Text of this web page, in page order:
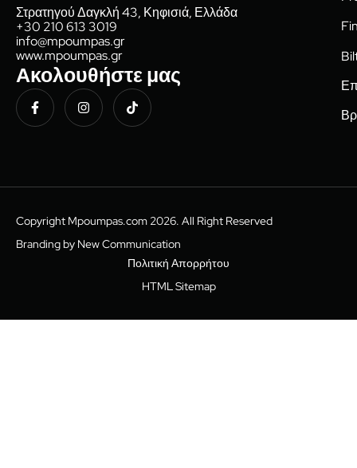
Στρατηγού Δαγκλή 43, Κηφισιά, Ελλάδα
+30 210 613 3019
info@mpoumpas.gr
www.mpoumpas.gr
Ακολουθήστε μας
Copyright Mpoumpas.com 2026. All Right Reserved
Πολιτική Απορρήτου
HTML Sitemap
Branding by New Communication